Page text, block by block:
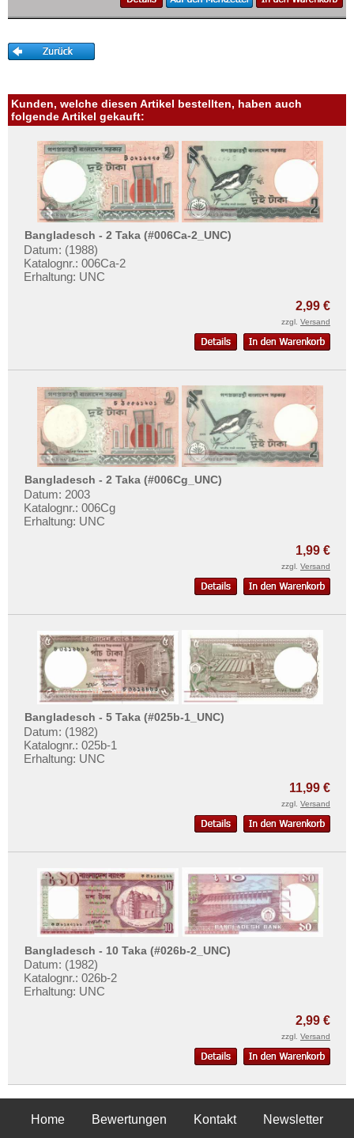
Nepal
Niederländisch Indien
Nordkorea
Pakistan
Portugiesisch Indien
Saudi Arabien
Singapur
Sri Lanka
Straits Settlements
Süd-Ossetien
Taiwan
Thailand
Timor
Turkmenistan
Usbekistan
Vereinigte Arabische Emirate
Vietnam
Kunden, welche diesen Artikel bestellten, haben auch
folgende Artikel gekauft:
Bangladesch - 2 Taka (#006Ca-2_UNC)
Datum: (1988)
Katalognr.: 006Ca-2
Erhaltung: UNC
2,99 €
zzgl. Versand
Bangladesch - 2 Taka (#006Cg_UNC)
Datum: 2003
Katalognr.: 006Cg
Erhaltung: UNC
1,99 €
zzgl. Versand
Bangladesch - 5 Taka (#025b-1_UNC)
Datum: (1982)
Katalognr.: 025b-1
Erhaltung: UNC
11,99 €
zzgl. Versand
Bangladesch - 10 Taka (#026b-2_UNC)
Datum: (1982)
Katalognr.: 026b-2
Erhaltung: UNC
2,99 €
zzgl. Versand
Home Bewertungen Kontakt Newsletter